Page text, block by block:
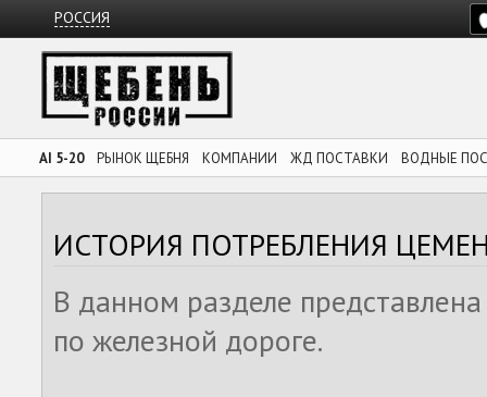
РОССИЯ
AI 5-20 РЫНОК ЩЕБНЯ КОМПАНИИ ЖД ПОСТАВКИ ВОДНЫЕ
ИСТОРИЯ ПОТРЕБЛЕНИЯ
В данном разделе
по железной дороге.